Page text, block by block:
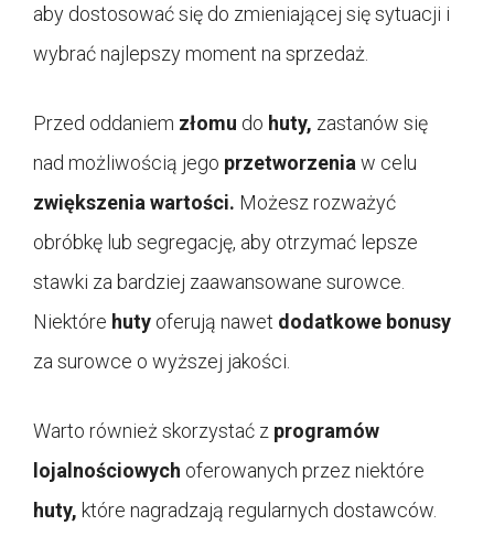
aby dostosować się do zmieniającej się sytuacji i
wybrać najlepszy moment na sprzedaż.
Przed oddaniem złomu do huty, zastanów się
nad możliwością jego przetworzenia w celu
zwiększenia wartości. Możesz rozważyć
obróbkę lub segregację, aby otrzymać lepsze
stawki za bardziej zaawansowane surowce.
Niektóre huty oferują nawet dodatkowe bonusy
za surowce o wyższej jakości.
Warto również skorzystać z programów
lojalnościowych oferowanych przez niektóre
huty, które nagradzają regularnych dostawców.